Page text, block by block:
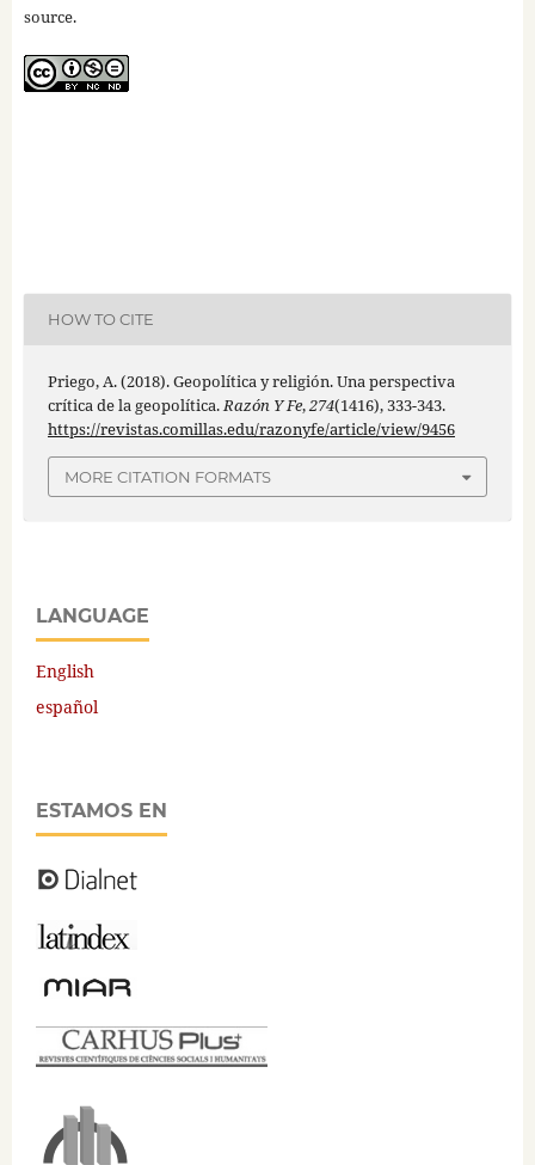
source.
HOW TO CITE
Priego, A. (2018). Geopolítica y religión. Una perspectiva
crítica de la geopolítica.Razón Y Fe,274(1416), 333-343.
https://revistas.comillas.edu/razonyfe/article/view/9456
MORE CITATION FORMATS
LANGUAGE
English
español
ESTAMOS EN